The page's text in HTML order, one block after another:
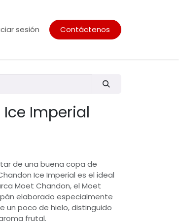
sesión Contáctenos
Imperial
de una buena copa de
Ice Imperial es el ideal
Moet Chandon, el Moet
elaborado especialmente
poco de hielo, distinguido
frutal.